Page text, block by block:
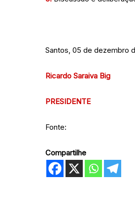
Santos, 05 de dezembro
Ricardo Saraiva Big
PRESIDENTE
Fonte:
Compartilhe